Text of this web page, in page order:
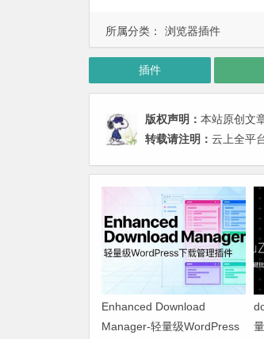
所属分类： 浏览器插件
插件
版权声明： 本站原创文
转载请注明： 云上全平
Enhanced Download
Manager-轻量级WordPress